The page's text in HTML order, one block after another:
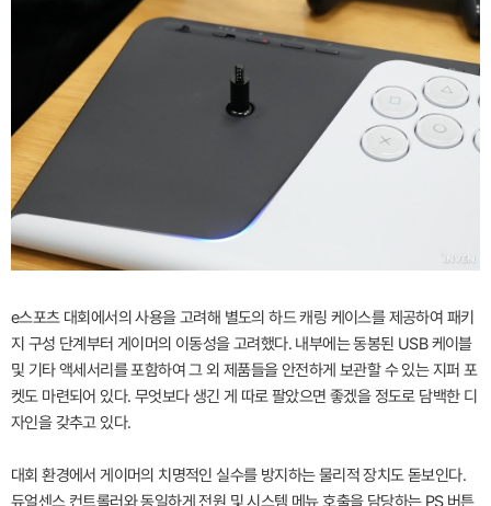
e스포츠 대회에서의 사용을 고려해 별도의 하드 캐링 케이스를 제공하여 패키
지 구성 단계부터 게이머의 이동성을 고려했다. 내부에는 동봉된 USB 케이블
및 기타 액세서리를 포함하여 그 외 제품들을 안전하게 보관할 수 있는 지퍼 포
켓도 마련되어 있다. 무엇보다 생긴 게 따로 팔았으면 좋겠을 정도로 담백한 디
자인을 갖추고 있다.
대회 환경에서 게이머의 치명적인 실수를 방지하는 물리적 장치도 돋보인다.
듀얼센스 컨트롤러와 동일하게 전원 및 시스템 메뉴 호출을 담당하는 PS 버튼